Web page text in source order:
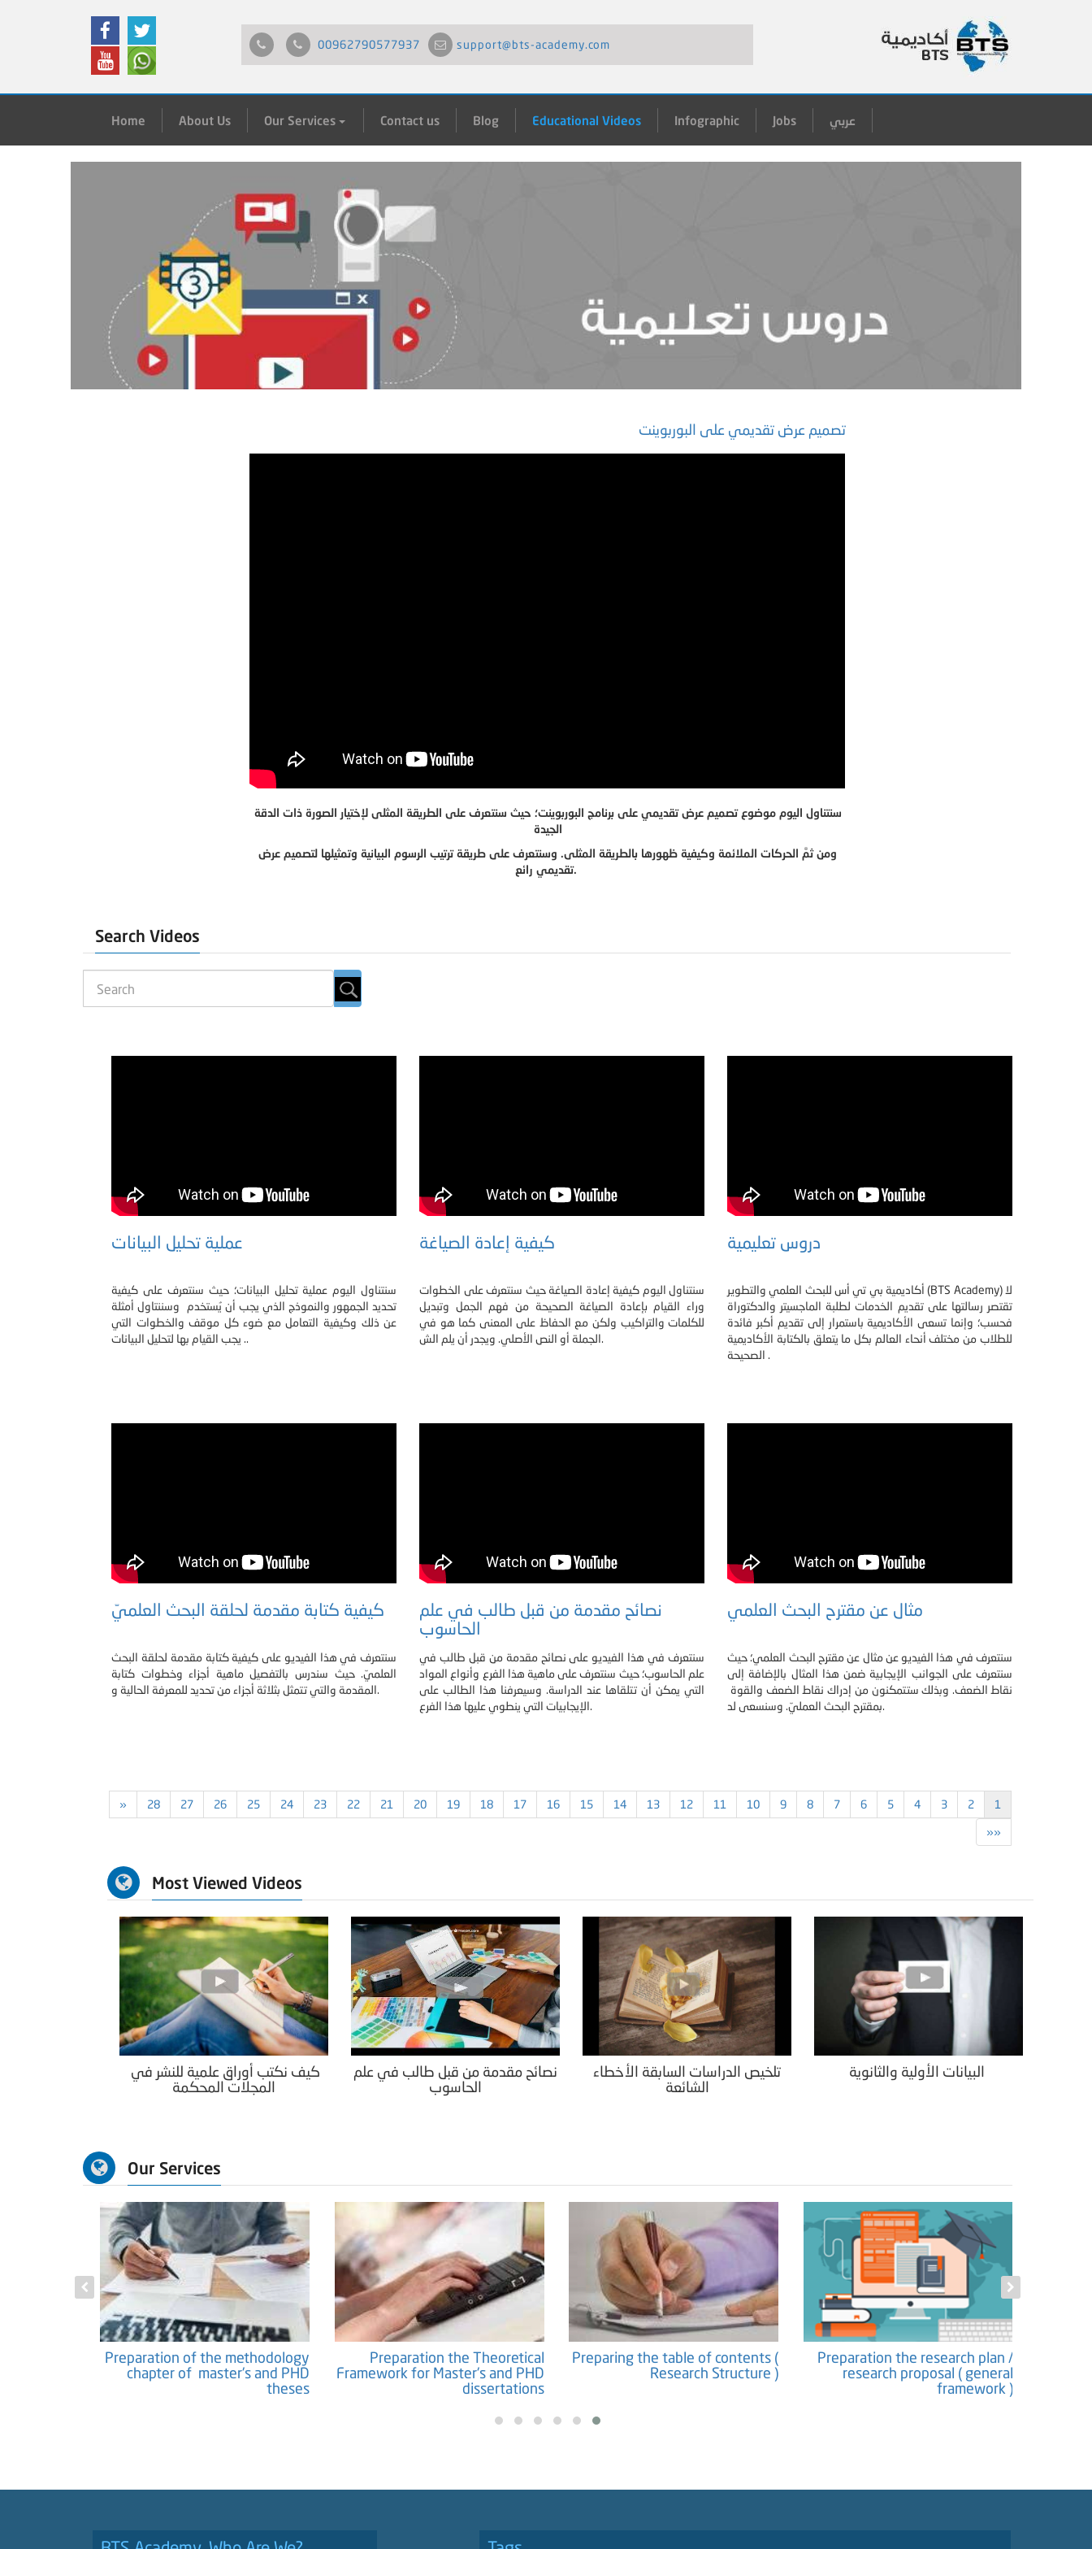
00962790577937 support@bts-academy.com
Home About Us Our Services Contact us Blog Educational Videos Infographic Jobs عربي
تصميم عرض تقديمي على البوربوينت
سنتناول اليوم موضوع تصميم عرض تقديمي على برنامج البوربوينت؛ حيث سنتعرف على الطريقة المثلى لإختيار الصورة ذات الدقة
الجيدة
ومن ثمَّ الحركات الملائمة وكيفية ظهورها بالطريقة المثلى. وسنتعرف على طريقة ترتيب الرسوم البيانية وتمثيلها لتصميم عرض
تقديمي رائع.
Search Videos
دروس تعليمية
أكاديمية بي تي أس للبحث العلمي والتطوير (BTS Academy) لا
تقتصر رسالتها على تقديم الخدمات لطلبة الماجسيتر والدكتوراة
فحسب؛ وإنما تسعى الأكاديمية باستمرار إلى تقديم أكبر فائدة
للطلاب من مختلف أنحاء العالم بكل ما يتعلق بالكتابة الأكاديمية
الصحيحة .
كيفية إعادة الصياغة
سنتناول اليوم كيفية إعادة الصياغة حيث سنتعرف على الخطوات
وراء القيام بإعادة الصياغة الصحيحة من فهم الجمل وتبديل
للكلمات والتراكيب ولكن مع الحفاظ على المعنى كما هو في
الجملة أو النص الأصلي. ويجدر أن يلم الش.
عملية تحليل البيانات
سنتناول اليوم عملية تحليل البيانات؛ حيث سنتعرف على كيفية
تحديد الجمهور والنموذج الذي يجب أن يُستخدم وسننتاول أمثلة
عن ذلك وكيفية التعامل مع ضوء كل موقف والخطوات التي
يجب القيام بها لتحليل البيانات ..
مثال عن مقترح البحث العلمي
سنتعرف في هذا الفيديو عن مثال عن مقترح البحث العلمي؛ حيث
سنتعرف على الجوانب الإيجابية ضمن هذا المثال بالإضافة إلى
نقاط الضعف. وبذلك ستتمكنون من إدراك نقاط الضعف والقوة
بمقترح البحث العمليّ. وسنسعى لد.
نصائح مقدمة من قبل طالب في علم
الحاسوب
سنتعرف في هذا الفيديو على نصائح مقدمة من قبل طالب في
علم الحاسوب؛ حيث سنتعرف على ماهية هذا الفرع وأنواع المواد
التي يمكن أن تتلقاها عند الدراسة. وسيعرفنا هذا الطالب على
الإيجابيات التي ينطوي عليها هذا الفرع.
كيفية كتابة مقدمة لحلقة البحث العلميّ
سنتعرف في هذا الفيديو على كيفية كتابة مقدمة لحلقة البحث
العلميّ. حيث سندرس بالتفصيل ماهية أجزاء وخطوات كتابة
المقدمة والتي تتمثل بثلاثة أجزاء من تحديد للمعرفة الحالية و.
1
2
3
4
5
6
7
8
9
10
11
12
13
14
15
16
17
18
19
20
21
22
23
24
25
26
27
28
»
»»
Most Viewed Videos
تلخيص الدراسات السابقة الأخطاء
الشائعة
نصائح مقدمة من قبل طالب في علم
الحاسوب
المجلات المحكمة
Our Services
Preparation the research plan /
research proposal ( general
framework )
Preparing the table of contents (
Research Structure )
Preparation the Theoretical
Framework for Master's and PHD
dissertations
Preparation of the methodology
chapter of master's and PHD
theses